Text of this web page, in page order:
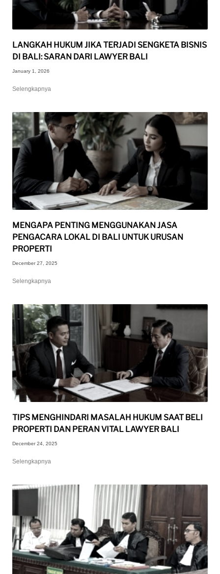
LANGKAH HUKUM JIKA TERJADI SENGKETA BISNIS
DI BALI: SARAN DARI LAWYER BALI
January 1, 2026
Selengkapnya
MENGAPA PENTING MENGGUNAKAN JASA
PENGACARA LOKAL DI BALI UNTUK URUSAN
PROPERTI
December 27, 2025
Selengkapnya
TIPS MENGHINDARI MASALAH HUKUM SAAT BELI
PROPERTI DAN PERAN VITAL LAWYER BALI
December 24, 2025
Selengkapnya